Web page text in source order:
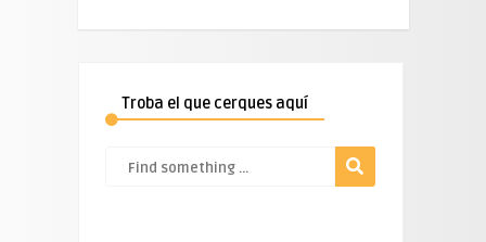
Troba el que cerques aquí